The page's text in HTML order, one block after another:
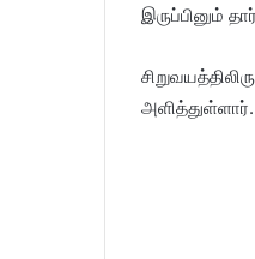
இருப்பினும்
அளித்துள்ளார்.